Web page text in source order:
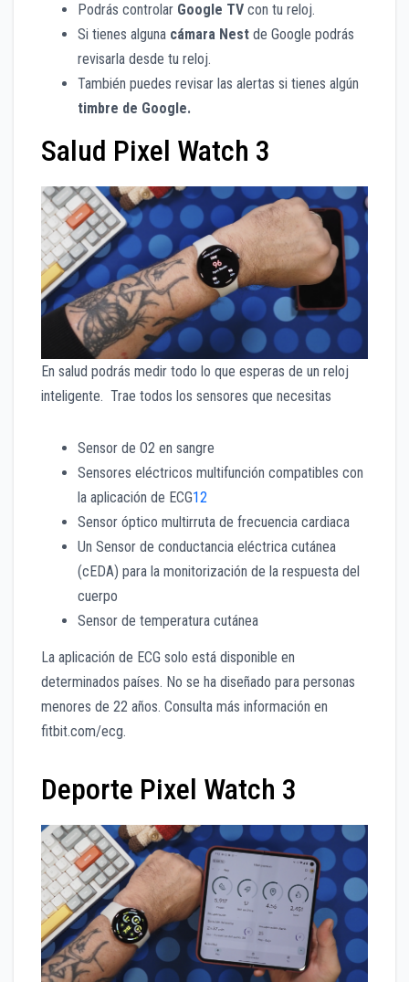
Podrás controlar Google TV con tu reloj.
Si tienes alguna cámara Nest de Google podrás
revisarla desde tu reloj.
También puedes revisar las alertas si tienes algún
timbre de Google.
Salud Pixel Watch 3
En salud podrás medir todo lo que esperas de un reloj
inteligente. Trae todos los sensores que necesitas
Sensor de O2 en sangre
Sensores eléctricos multifunción compatibles con
la aplicación de ECG12
Sensor óptico multirruta de frecuencia cardiaca
Un Sensor de conductancia eléctrica cutánea
(cEDA) para la monitorización de la respuesta del
cuerpo
Sensor de temperatura cutánea
La aplicación de ECG solo está disponible en
determinados países. No se ha diseñado para personas
menores de 22 años. Consulta más información en
fitbit.com/ecg.
Deporte Pixel Watch 3